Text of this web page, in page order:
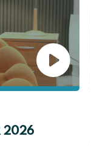
2026